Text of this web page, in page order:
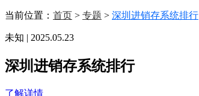
当前位置： 首页 > 专题 > 深圳进销存系统排行
未知 | 2025.05.23
深圳进销存系统排行
了解详情